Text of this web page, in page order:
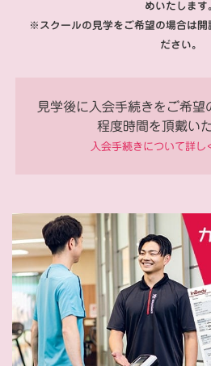
めいたします
※スクールの見学をご希望の場合は開
ださい。
見学後に入会手続きをご希
程度時間を頂戴い
入会手続きについて詳し